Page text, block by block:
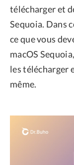
télécharger et
Sequoia. Dans
ce que vous
macOS
les télécharger
même.